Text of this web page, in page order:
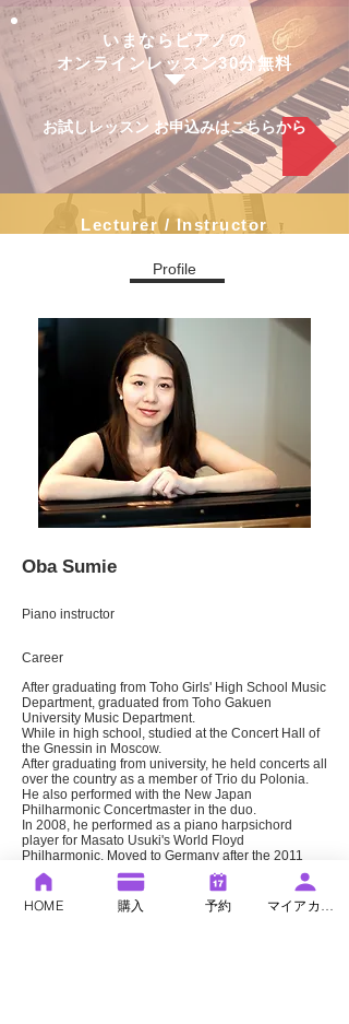
いまならピアノの
オンラインレッスン30分無料
お試しレッスン お申込みはこちらから
Lecturer / Instructor
Profile
Oba Sumie
Piano instructor
Career
After graduating from Toho Girls' High School Music
Department, graduated from Toho Gakuen
University Music Department.
While in high school, studied at the Concert Hall of
the Gnessin in Moscow.
After graduating from university, he held concerts all
over the country as a member of Trio du Polonia.
He also performed with the New Japan
Philharmonic Concertmaster in the duo.
In 2008, he performed as a piano harpsichord
player for Masato Usuki's World Floyd
Philharmonic. Moved to Germany after the 2011
solo recital. He studied under the professor of
Berlin University of the Arts. He has won prizes in
the Japanese Classical Music Competition, Tama
Fresh Concert, and Asian International Music
HOME 購入 予約